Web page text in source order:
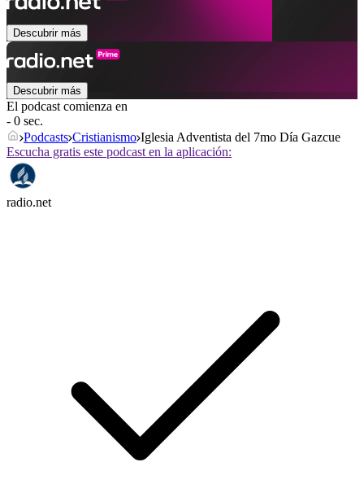
Descubrir más
Descubrir más
El podcast comienza en
- 0 sec.
Podcasts Cristianismo Iglesia Adventista del 7mo Día Gazcue
Escucha gratis este podcast en la aplicación:
radio.net